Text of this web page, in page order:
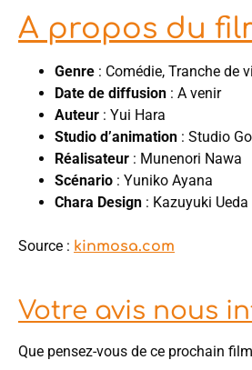
A propos du
Genre : Comédie, Tranche de
Date de diffusion : A venir
Auteur : Yui Hara
Studio d’animation : Studio
Réalisateur : Munenori Nawa
Scénario : Yuniko Ayana
Chara Design : Kazuyuki Ueda
Source : kinmosa.com
Votre avis nous
Que pensez-vous de ce prochain